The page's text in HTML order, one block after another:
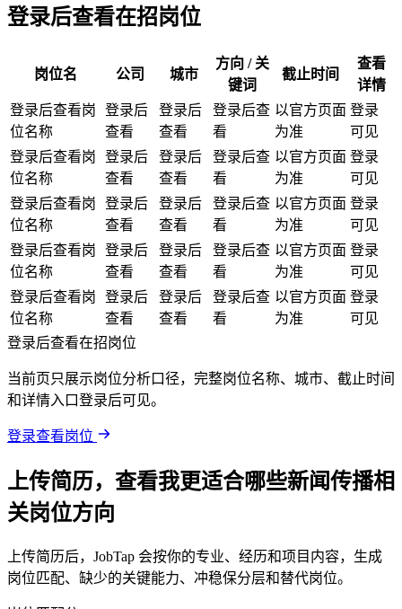
登录后查看在招岗位
岗位名 公司 城市
方向 / 关
键词
截止时间
查看
详情
登录后查看岗
位名称
登录后
查看
登录后
查看
登录后查
看
以官方页面
为准
登录
可见
登录后查看岗
位名称
登录后
查看
登录后
查看
登录后查
看
以官方页面
为准
登录
可见
登录后查看岗
位名称
登录后
查看
登录后
查看
登录后查
看
以官方页面
为准
登录
可见
登录后查看岗
位名称
登录后
查看
登录后
查看
登录后查
看
以官方页面
为准
登录
可见
登录后查看岗
位名称
登录后
查看
登录后
查看
登录后查
看
以官方页面
为准
登录
可见
登录后查看在招岗位
当前页只展示岗位分析口径，完整岗位名称、城市、截止时间
和详情入口登录后可见。
登录查看岗位
上传简历，查看我更适合哪些新闻传播相
关岗位方向
上传简历后，JobTap 会按你的专业、经历和项目内容，生成
岗位匹配、缺少的关键能力、冲稳保分层和替代岗位。